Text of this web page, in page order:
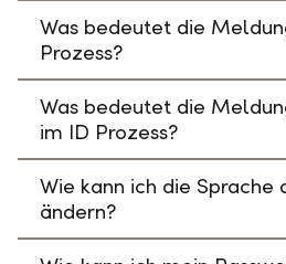
Was bedeutet die
Prozess?
Was bedeutet die
im ID Prozess?
Wie kann ich die
ändern?